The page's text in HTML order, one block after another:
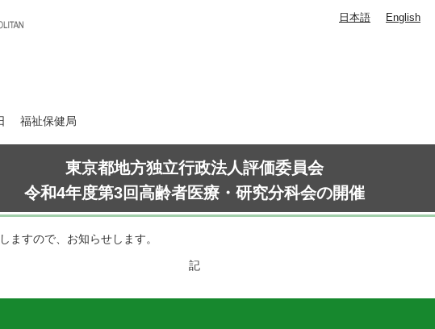
日本語 English
福祉保健局
東京都地方独立行政法人評価委員会
令和4年度第3回高齢者医療・研究分科会の開催
ますので、お知らせします。
記